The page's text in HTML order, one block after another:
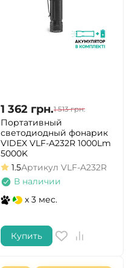
1 362 грн.1 513 грн.
Портативный
светодиодный фонарик
VIDEX VLF-A232R 1000Lm
5000K
1.5Артикул VLF-A232R
В наличии
x 3 мес.
Купить